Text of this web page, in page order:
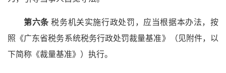
第六条 税务机关实施行政处罚，应当根据本办法，按
照《广东省税务系统税务行政处罚裁量基准》（见附件，以
下简称《裁量基准》）执行。